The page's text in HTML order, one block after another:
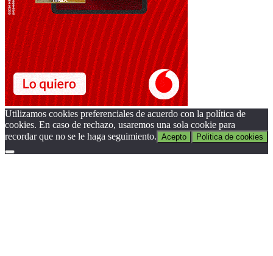
Utilizamos cookies preferenciales de acuerdo con la política de
cookies. En caso de rechazo, usaremos una sola cookie para
recordar que no se le haga seguimiento. Acepto Politica de cookies